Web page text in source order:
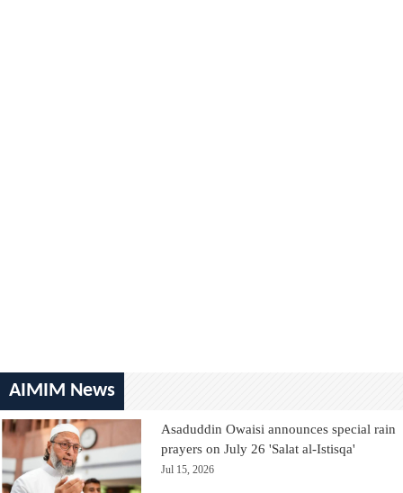
AIMIM News
Asaduddin Owaisi announces special rain
prayers on July 26 'Salat al-Istisqa'
Jul 15, 2026